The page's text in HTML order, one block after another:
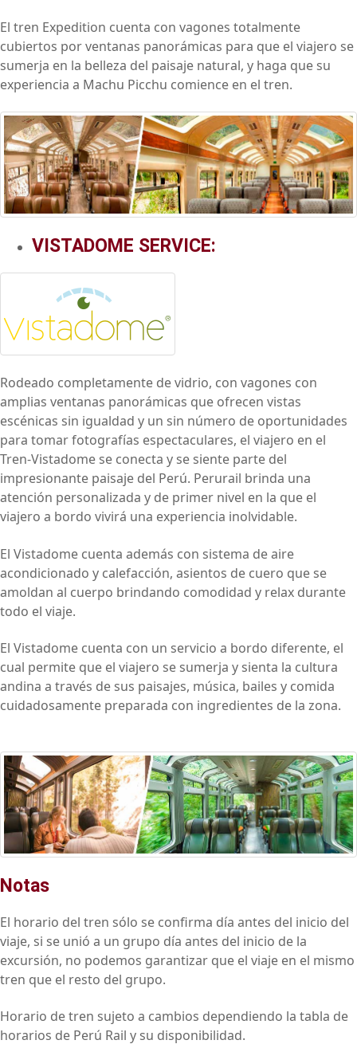
El tren Expedition cuenta con vagones totalmente
cubiertos por ventanas panorámicas para que el viajero se
sumerja en la belleza del paisaje natural, y haga que su
experiencia a Machu Picchu comience en el tren.
VISTADOME SERVICE:
Rodeado completamente de vidrio, con vagones con
amplias ventanas panorámicas que ofrecen vistas
escénicas sin igualdad y un sin número de oportunidades
para tomar fotografías espectaculares, el viajero en el
Tren-Vistadome se conecta y se siente parte del
impresionante paisaje del Perú. Perurail brinda una
atención personalizada y de primer nivel en la que el
viajero a bordo vivirá una experiencia inolvidable.
El Vistadome cuenta además con sistema de aire
acondicionado y calefacción, asientos de cuero que se
amoldan al cuerpo brindando comodidad y relax durante
todo el viaje.
El Vistadome cuenta con un servicio a bordo diferente, el
cual permite que el viajero se sumerja y sienta la cultura
andina a través de sus paisajes, música, bailes y comida
cuidadosamente preparada con ingredientes de la zona.
Notas
El horario del tren sólo se confirma día antes del inicio del
viaje, si se unió a un grupo día antes del inicio de la
excursión, no podemos garantizar que el viaje en el mismo
tren que el resto del grupo.
Horario de tren sujeto a cambios dependiendo la tabla de
horarios de Perú Rail y su disponibilidad.